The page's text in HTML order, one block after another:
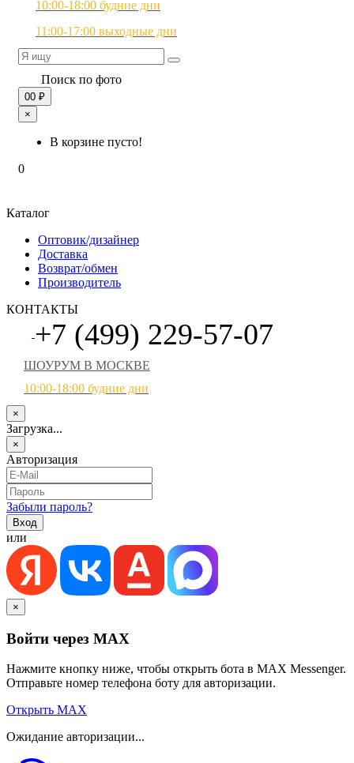
10:00-18:00 будние дни
11:00-17:00 выходные дни
Поиск по фото
00 ₽
×
В корзине пусто!
0
Каталог
Оптовик/дизайнер
Доставка
Возврат/обмен
Производитель
КОНТАКТЫ
+7 (499) 229-57-07
ШОУРУМ В МОСКВЕ
10:00-18:00 будние дни
×
Загрузка...
×
Авторизация
Забыли пароль?
или
×
Войти через MAX
Нажмите кнопку ниже, чтобы открыть бота в MAX Messenger.
Отправьте номер телефона боту для авторизации.
Открыть MAX
Ожидание авторизации...